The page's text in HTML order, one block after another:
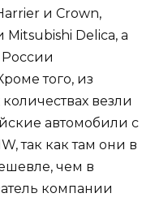
и Crown,
Delica, а
того, из
везли
автомобили с
так как там они в
чем в
компании